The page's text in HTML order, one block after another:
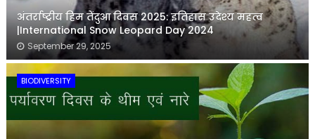
अंतर्राष्ट्रीय हिम तेंदुआ दिवस 2025: इतिहास उदेश्य महत्व
|International Snow Leopard Day 2024
September 29, 2025
BIODIVERSITY